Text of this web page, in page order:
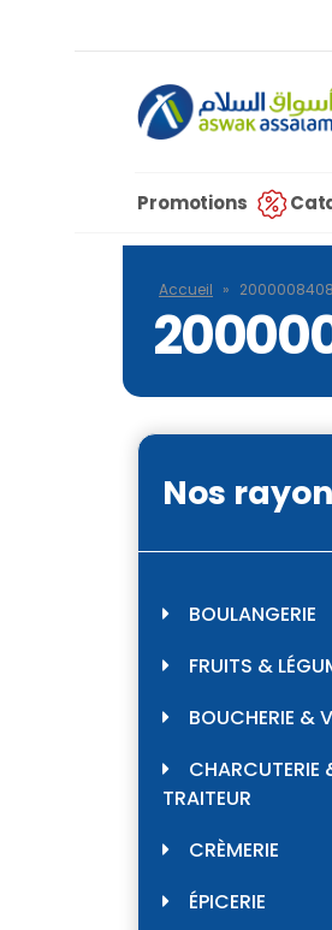
Promotions
Accueil »
Nos
BOULANGERIE
FRUITS &
BOUCHERIE &
CHARCUTERIE
TRAITEUR
CRÈMERIE
ÉPICERIE